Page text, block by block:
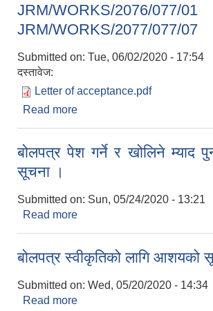
JRM/WORKS/2076/
JRM/WORKS/2077/077/07
Submitted on: Tue, 06/02/2020 - 17:54
दस्तावेज:
Letter of acceptance.pdf
Read more
JRM/WORKS/2077/077/07
बोलपत्र पेश गर्ने र खोलिने म्याद
सूचना ।
Submitted on: Sun, 05/24/2020 - 13:21
Read more
बोलपत्र स्वीकृतिको लागि आशयको
Submitted on: Wed, 05/20/2020 - 14:34
Read more